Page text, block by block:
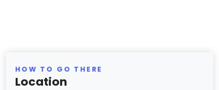
HOW TO GO THERE
Location